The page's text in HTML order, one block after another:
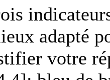
adapté
votre